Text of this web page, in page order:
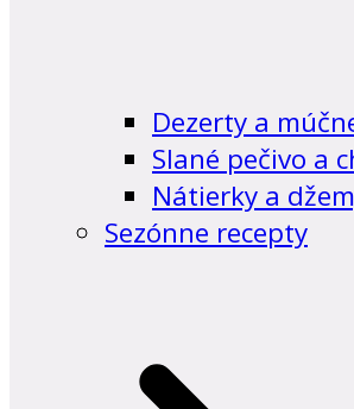
Dezerty a
Slané pečivo a
Nátierky a
Sezónne recepty